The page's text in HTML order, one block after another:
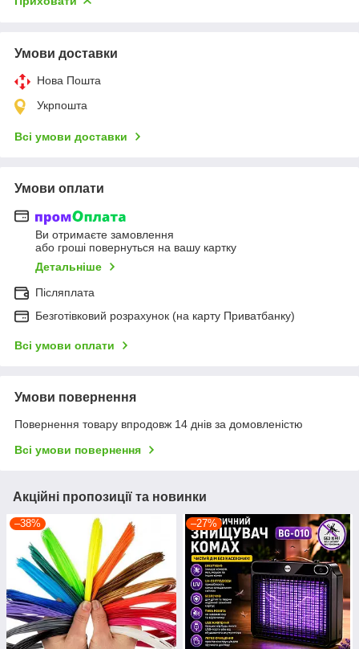
Умови доставки
Нова Пошта
Укрпошта
Всі умови доставки
Умови оплати
Ви отримаєте замовлення
або гроші повернуться на вашу картку
Детальніше
Післяплата
Безготівковий розрахунок (на карту Приватбанку)
Всі умови оплати
Умови повернення
Повернення товару впродовж 14 днів за домовленістю
Всі умови повернення
Акційні пропозиції та новинки
–38% –27%